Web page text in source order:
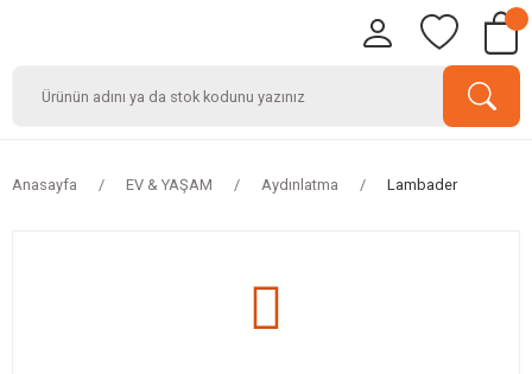
Anasayfa EV & YAŞAM Aydınlatma Lambader